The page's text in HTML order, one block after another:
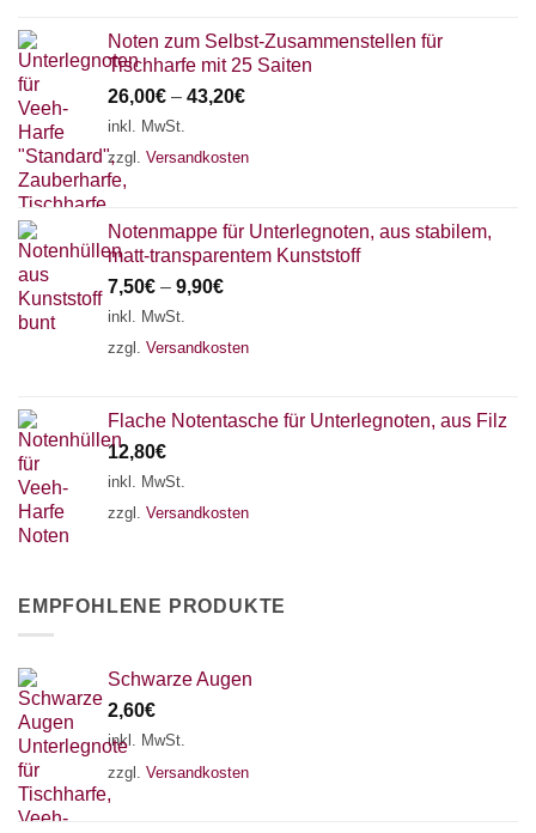
Noten zum Selbst-Zusammenstellen für
Tischharfe mit 25 Saiten
26,00€ – 43,20€
inkl. MwSt.
zzgl. Versandkosten
Notenmappe für Unterlegnoten, aus stabilem,
matt-transparentem Kunststoff
7,50€ – 9,90€
inkl. MwSt.
zzgl. Versandkosten
Flache Notentasche für Unterlegnoten, aus Filz
12,80€
inkl. MwSt.
zzgl. Versandkosten
EMPFOHLENE PRODUKTE
Schwarze Augen
2,60€
inkl. MwSt.
zzgl. Versandkosten